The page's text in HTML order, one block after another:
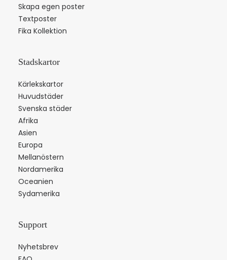
Skapa egen poster
Textposter
Fika Kollektion
Stadskartor
Kärlekskartor
Huvudstäder
Svenska städer
Afrika
Asien
Europa
Mellanöstern
Nordamerika
Oceanien
Sydamerika
Support
Nyhetsbrev